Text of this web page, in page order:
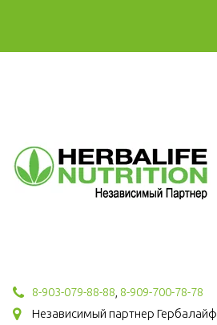
8-903-079-88-88 8-909-700-78-78
Независимый партнер Гербалайф